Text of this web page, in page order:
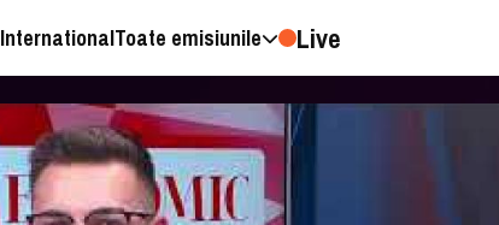
InternationalToate emisiunile Live